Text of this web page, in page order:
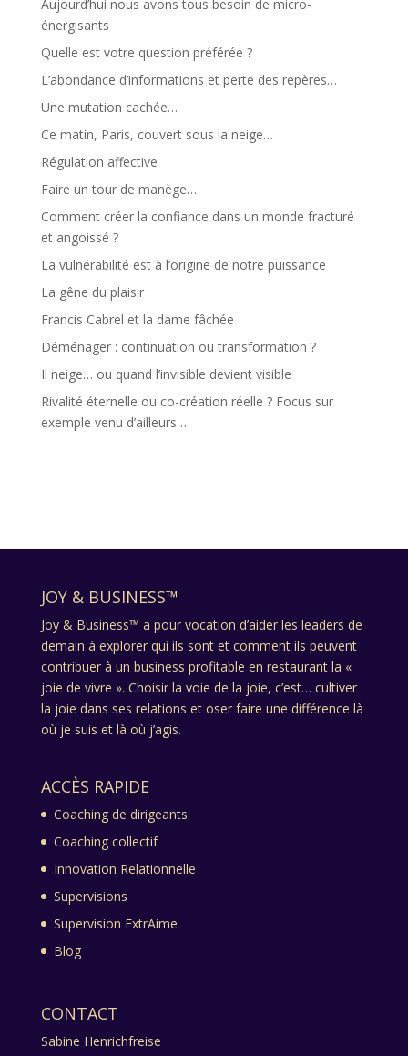
Aujourd’hui nous avons tous besoin de micro-
énergisants
Quelle est votre question préférée ?
L’abondance d’informations et perte des repères…
Une mutation cachée…
Ce matin, Paris, couvert sous la neige…
Régulation affective
Faire un tour de manège…
Comment créer la confiance dans un monde fracturé
et angoissé ?
La vulnérabilité est à l’origine de notre puissance
La gêne du plaisir
Francis Cabrel et la dame fâchée
Déménager : continuation ou transformation ?
Il neige… ou quand l’invisible devient visible
Rivalité éternelle ou co-création réelle ? Focus sur
exemple venu d’ailleurs…
JOY & BUSINESS™
Joy & Business™ a pour vocation d’aider les leaders de
demain à explorer qui ils sont et comment ils peuvent
contribuer à un business profitable en restaurant la «
joie de vivre ». Choisir la voie de la joie, c’est… cultiver
la joie dans ses relations et oser faire une différence là
où je suis et là où j’agis.
ACCÈS RAPIDE
Coaching de dirigeants
Coaching collectif
Innovation Relationnelle
Supervisions
Supervision ExtrAime
Blog
CONTACT
Sabine Henrichfreise